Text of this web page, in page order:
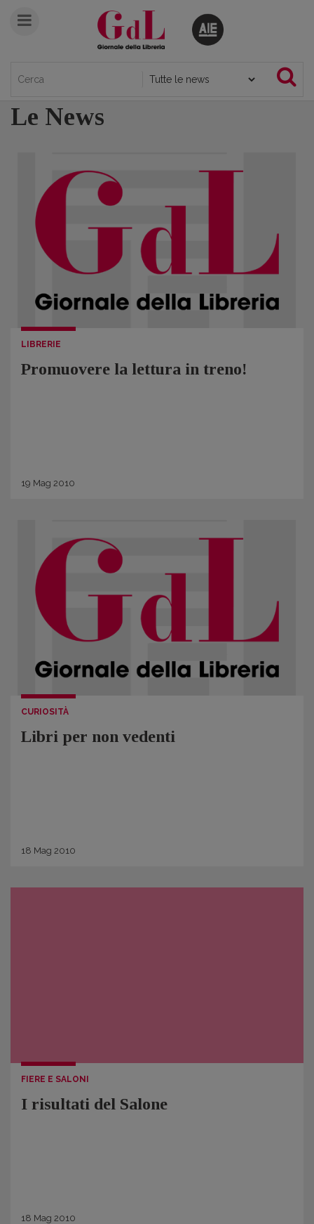
Le News
LIBRERIE
Promuovere la lettura in treno!
19 Mag 2010
CURIOSITÀ
Libri per non vedenti
18 Mag 2010
FIERE E SALONI
I risultati del Salone
18 Mag 2010